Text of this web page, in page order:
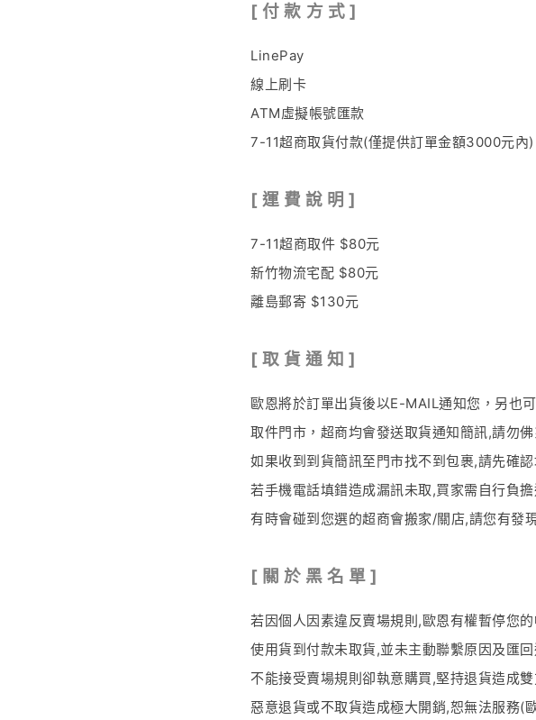
[ 付 款 方 式 ]
LinePay
線上刷卡
ATM虛擬帳號匯款
7-11超商取貨付款(僅提供訂單金額3000元內)
[ 運 費 說 明 ]
7-11超商取件 $80元
新竹物流宅配 $80元
離島郵寄 $130元
[ 取 貨 通 知 ]
歐恩將於訂單出貨後以E-MAIL通知您，另也
取件門市，超商均會發送取貨通知簡訊,請勿佛
如果收到到貨簡訊至門市找不到包裹,請先確
若手機電話填錯造成漏訊未取,買家需自行負擔
有時會碰到您選的超商會搬家/關店,請您有發
[ 關 於 黑 名 單 ]
若因個人因素違反賣場規則,歐恩有權暫停您
使用貨到付款未取貨,並未主動聯繫原因及匯回
不能接受賣場規則卻執意購買,堅持退貨造成
惡意退貨或不取貨造成極大開銷,恕無法服務(